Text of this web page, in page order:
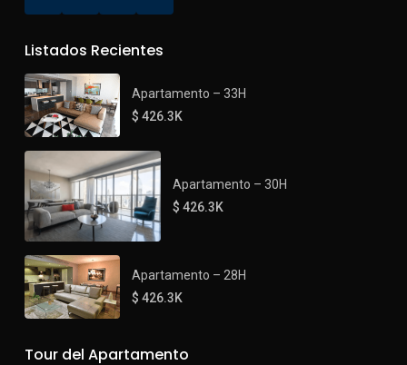
Listados Recientes
Apartamento – 33H
$ 426.3K
Apartamento – 30H
$ 426.3K
Apartamento – 28H
$ 426.3K
Tour del Apartamento